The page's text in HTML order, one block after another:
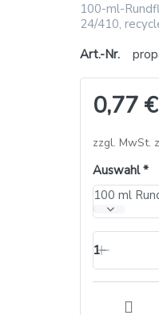
100-ml-
24/410,
Art.-Nr.
0,77 €
zzgl. MwSt.
Auswahl
100 ml
1